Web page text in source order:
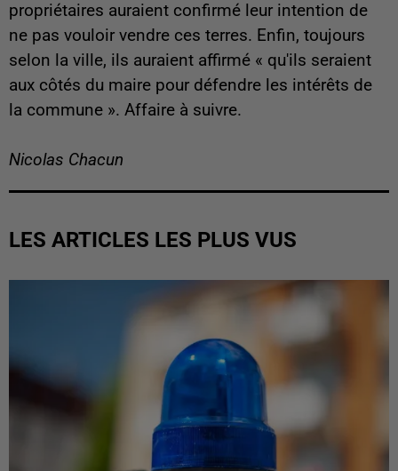
propriétaires auraient confirmé leur intention de
ne pas vouloir vendre ces terres. Enfin, toujours
selon la ville, ils auraient affirmé « qu'ils seraient
aux côtés du maire pour défendre les intérêts de
la commune ». Affaire à suivre.
Nicolas Chacun
LES ARTICLES LES PLUS VUS